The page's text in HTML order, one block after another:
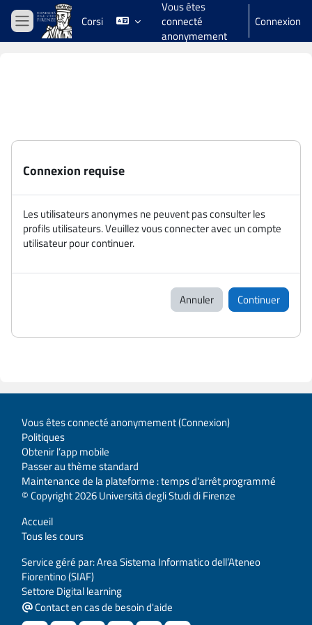
Passer au contenu principal
Panneau latéral
Corsi
Vous êtes
connecté
anonymement
Connexion
Connexion requise
Les utilisateurs anonymes ne peuvent pas consulter les
profils utilisateurs. Veuillez vous connecter avec un compte
utilisateur pour continuer.
Annuler Continuer
Vous êtes connecté anonymement (Connexion)
Politiques
Obtenir l’app mobile
Passer au thème standard
Maintenance de la plateforme : temps d'arrêt programmé
© Copyright 2026 Università degli Studi di Firenze
Accueil
Tous les cours
Service géré par: Area Sistema Informatico dell’Ateneo
Fiorentino (SIAF)
Settore Digital learning
Contact en cas de besoin d'aide